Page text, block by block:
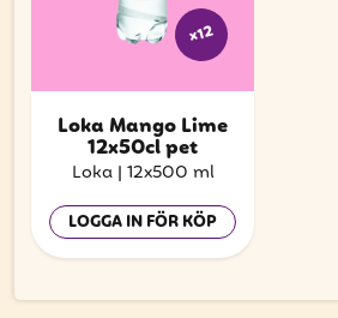
x12
Loka Mango Lime
12x50cl pet
Loka | 12x500 ml
LOGGA IN FÖR KÖP